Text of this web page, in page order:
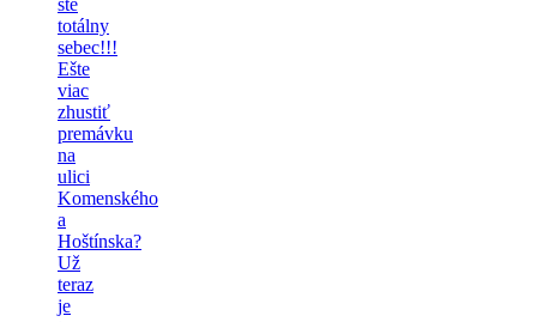
ste
totálny
sebec!!!
Ešte
viac
zhustiť
premávku
na
ulici
Komenského
a
Hoštínska?
Už
teraz
je